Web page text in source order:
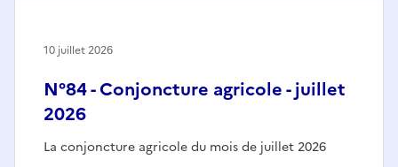
N°84 - Conjoncture agricole - juillet
2026
La conjoncture agricole du mois de juillet 2026
10 juillet 2026